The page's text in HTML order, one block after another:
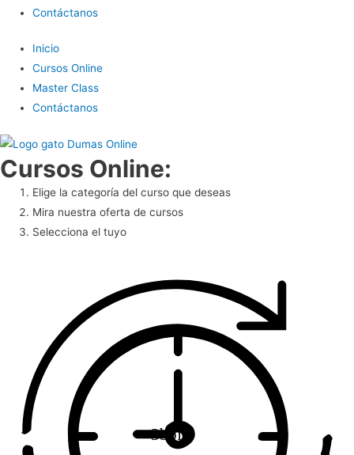
Contáctanos
Inicio
Cursos Online
Master Class
Contáctanos
Cursos Online:
Elige la categoría del curso que deseas
Mira nuestra oferta de cursos
Selecciona el tuyo
3bbfff